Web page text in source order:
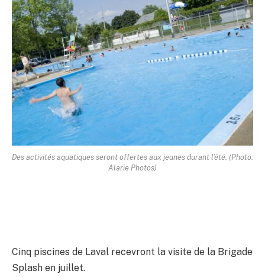
Des activités aquatiques seront offertes aux jeunes durant l'été. (Photo:
Alarie Photos)
Cinq piscines de Laval recevront la visite de la Brigade
Splash en juillet.